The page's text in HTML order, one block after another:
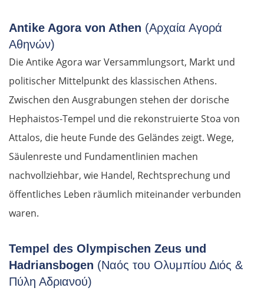
Antike Agora von Athen (Αρχαία Αγορά
Αθηνών)
Die Antike Agora war Versammlungsort, Markt und
politischer Mittelpunkt des klassischen Athens.
Zwischen den Ausgrabungen stehen der dorische
Hephaistos-Tempel und die rekonstruierte Stoa von
Attalos, die heute Funde des Geländes zeigt. Wege,
Säulenreste und Fundamentlinien machen
nachvollziehbar, wie Handel, Rechtsprechung und
öffentliches Leben räumlich miteinander verbunden
waren.
Tempel des Olympischen Zeus und
Hadriansbogen (Ναός του Ολυμπίου Διός &
Πύλη Αδριανού)